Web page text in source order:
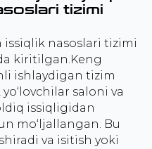
tizimi
issiqlik nasoslari tizimi
kiritilgan.Keng
ishlaydigan tizim
saloni va
issiqligidan
mo‘ljallangan. Bu
va isitish yoki